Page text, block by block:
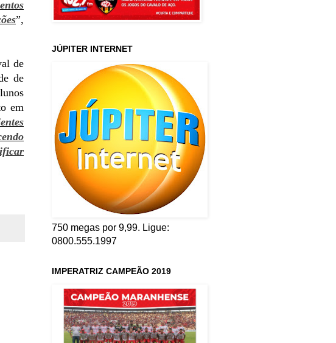
”,
de
de
em
JÚPITER INTERNET
750 megas por 9,99. Ligue:
0800.555.1997
IMPERATRIZ CAMPEÃO 2019